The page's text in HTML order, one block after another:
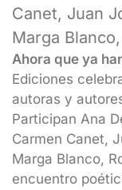
Canet, Juan
Marga
Ahora que ya
Ediciones
autoras y
Participan Ana
Carmen Canet,
Marga Blanco,
encuentro